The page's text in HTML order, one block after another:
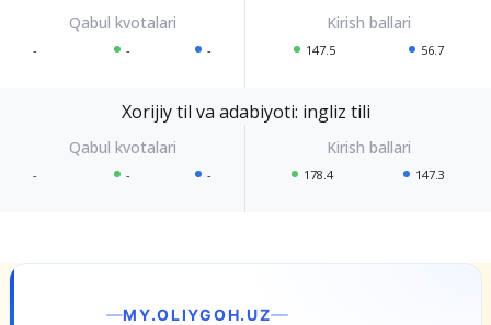
- - - 147.5 56.7
Xorijiy til va adabiyoti: ingliz tili
- - - 178.4 147.3